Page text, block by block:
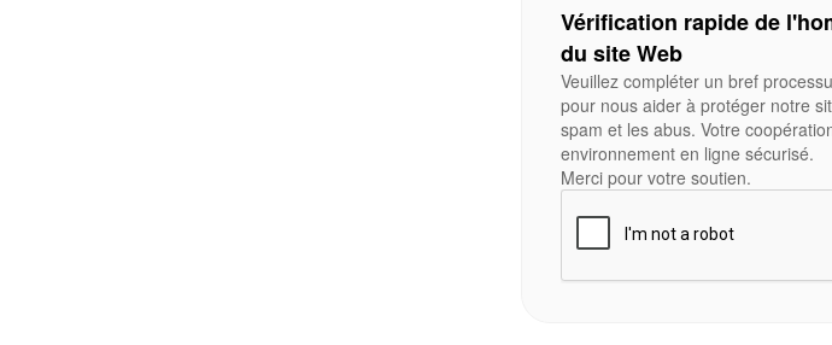
Vérification rapide de
du site Web
Veuillez compléter un bref
pour nous aider à protéger notre
spam et les abus. Votre
environnement en ligne sécurisé.
Merci pour votre soutien.